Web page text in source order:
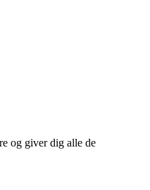
og giver dig alle de